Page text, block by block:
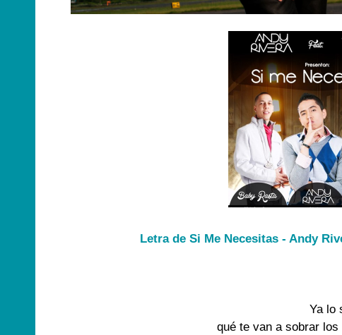
Letra de Si Me Necesitas - Andy
	Ya lo sé
qué te van a sobrar los